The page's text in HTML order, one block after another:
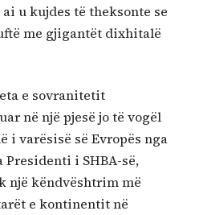
u kujdes të theksonte se
me gjigantët dixhitalë
e sovranitetit
në një pjesë jo të vogël
i varësisë së Evropës nga
i SHBA-së,
një këndvështrim më
e kontinentit në